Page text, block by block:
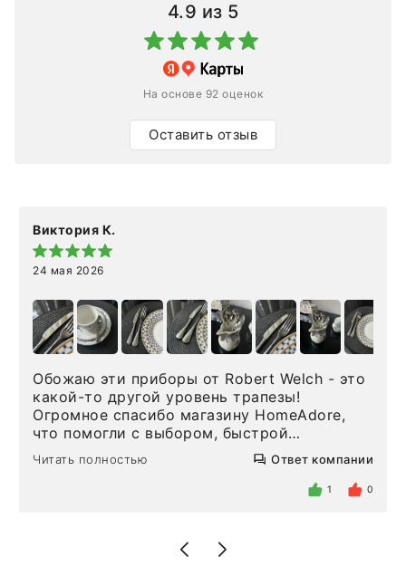
4.9 из 5
На основе 92 оценок
Оставить отзыв
Виктория К.
24 мая 2026
Обожаю эти приборы от Robert Welch - это
какой-то другой уровень трапезы!
Огромное спасибо магазину HomeAdore,
что помогли с выбором, быстрой
доставкой и высоким сервисом. Один раз
была здесь лично, забирала чайные ложки,
внутри очень много антикварной посуды,
Позже заказывала остальные приборы -
доставили сдэком на следующий день к
Читать полностью Ответ компании
1 0